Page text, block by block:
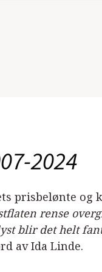
2024
prisbelønte
rense
blir det helt
av Ida Linde.